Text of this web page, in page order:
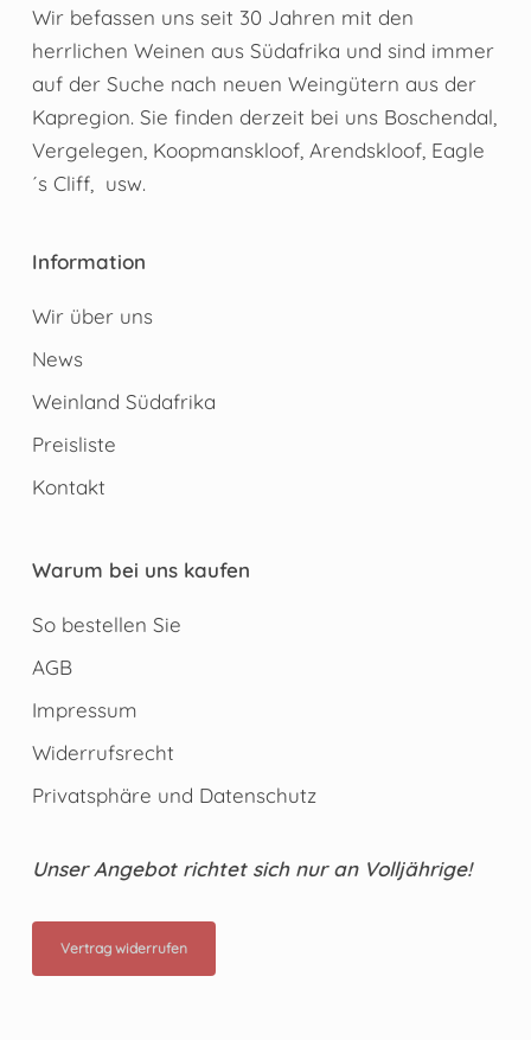
Wir befassen uns seit 30 Jahren mit den
herrlichen Weinen aus Südafrika und sind immer
auf der Suche nach neuen Weingütern aus der
Kapregion. Sie finden derzeit bei uns Boschendal,
Vergelegen, Koopmanskloof, Arendskloof, Eagle
´s Cliff, usw.
Information
Wir über uns
News
Weinland Südafrika
Preisliste
Kontakt
Warum bei uns kaufen
So bestellen Sie
AGB
Impressum
Widerrufsrecht
Privatsphäre und Datenschutz
Unser Angebot richtet sich nur an Volljährige!
Vertrag widerrufen